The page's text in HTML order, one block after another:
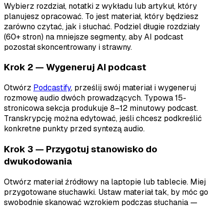
Wybierz rozdział, notatki z wykładu lub artykuł, który
planujesz opracować. To jest materiał, który będziesz
zarówno czytać, jak i słuchać. Podziel długie rozdziały
(60+ stron) na mniejsze segmenty, aby AI podcast
pozostał skoncentrowany i strawny.
Krok 2 — Wygeneruj AI podcast
Otwórz Podcastify, prześlij swój materiał i wygeneruj
rozmowę audio dwóch prowadzących. Typowa 15-
stronicowa sekcja produkuje 8–12 minutowy podcast.
Transkrypcję można edytować, jeśli chcesz podkreślić
konkretne punkty przed syntezą audio.
Krok 3 — Przygotuj stanowisko do
dwukodowania
Otwórz materiał źródłowy na laptopie lub tablecie. Miej
przygotowane słuchawki. Ustaw materiał tak, by móc go
swobodnie skanować wzrokiem podczas słuchania —